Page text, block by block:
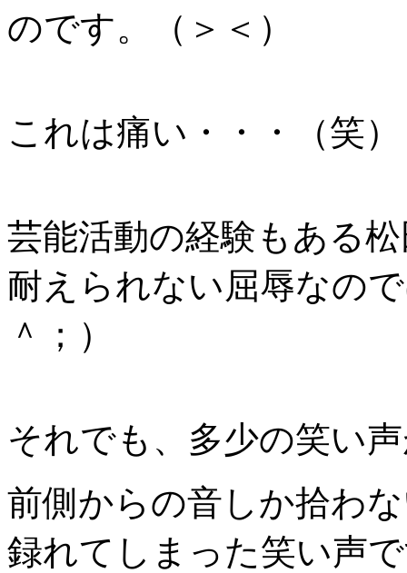
のです。（＞＜）
これは痛い・・・（笑）
芸能活動の経験もある
耐えられない屈辱なの
＾；）
それでも、多少の笑い
前側からの音しか拾わ
録れてしまった笑い声